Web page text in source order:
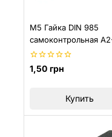
М5 Гайка DIN 985
самоконтрольная
0
из
1,50 грн
Купить